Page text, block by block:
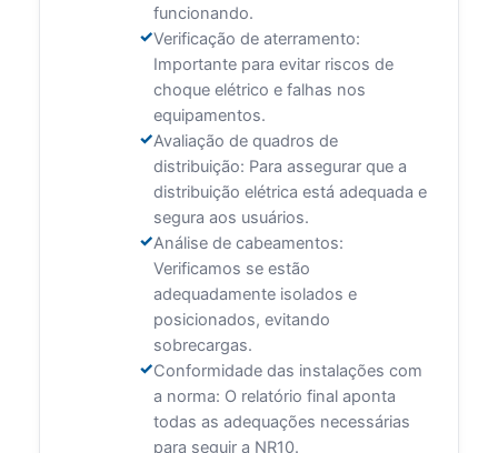
funcionando.
Verificação de aterramento:
Importante para evitar riscos de
choque elétrico e falhas nos
equipamentos.
Avaliação de quadros de
distribuição: Para assegurar que a
distribuição elétrica está adequada e
segura aos usuários.
Análise de cabeamentos:
Verificamos se estão
adequadamente isolados e
posicionados, evitando
sobrecargas.
Conformidade das instalações com
a norma: O relatório final aponta
todas as adequações necessárias
para seguir a NR10.